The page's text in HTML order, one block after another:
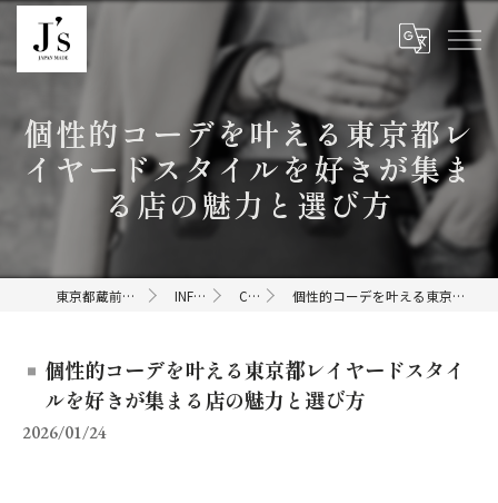
個性的コーデを叶える東京都レ
イヤードスタイルを好きが集ま
る店の魅力と選び方
東京都蔵前のセレクトショップならJ's INFORMATION COLUMN 個性的コーデを叶える東京都レイヤードスタイルを好きが集まる店の魅力と選び方
個性的コーデを叶える東京都レイヤードスタイ
ルを好きが集まる店の魅力と選び方
2026/01/24